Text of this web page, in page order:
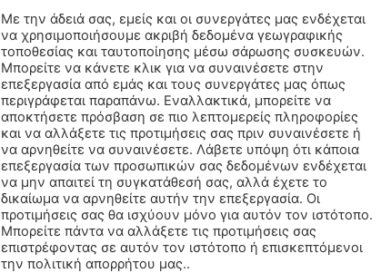
Με την άδειά σας, εμείς και οι συνεργάτες μας ενδέχεται
να χρησιμοποιήσουμε ακριβή δεδομένα γεωγραφικής
τοποθεσίας και ταυτοποίησης μέσω σάρωσης συσκευών.
Μπορείτε να κάνετε κλικ για να συναινέσετε στην
επεξεργασία από εμάς και τους συνεργάτες μας όπως
περιγράφεται παραπάνω. Εναλλακτικά, μπορείτε να
αποκτήσετε πρόσβαση σε πιο λεπτομερείς πληροφορίες
και να αλλάξετε τις προτιμήσεις σας πριν συναινέσετε ή
να αρνηθείτε να συναινέσετε. Λάβετε υπόψη ότι κάποια
επεξεργασία των προσωπικών σας δεδομένων ενδέχεται
να μην απαιτεί τη συγκατάθεσή σας, αλλά έχετε το
δικαίωμα να αρνηθείτε αυτήν την επεξεργασία. Οι
προτιμήσεις σας θα ισχύουν μόνο για αυτόν τον ιστότοπο.
Μπορείτε πάντα να αλλάξετε τις προτιμήσεις σας
επιστρέφοντας σε αυτόν τον ιστότοπο ή επισκεπτόμενοι
την πολιτική απορρήτου μας..